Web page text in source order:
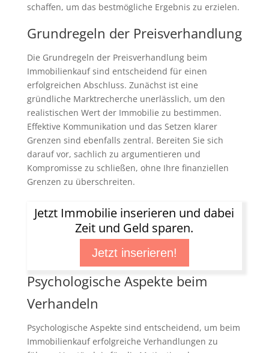
schaffen, um das bestmögliche Ergebnis zu erzielen.
Grundregeln der Preisverhandlung
Die Grundregeln der Preisverhandlung beim
Immobilienkauf sind entscheidend für einen
erfolgreichen Abschluss. Zunächst ist eine
gründliche Marktrecherche unerlässlich, um den
realistischen Wert der Immobilie zu bestimmen.
Effektive Kommunikation und das Setzen klarer
Grenzen sind ebenfalls zentral. Bereiten Sie sich
darauf vor, sachlich zu argumentieren und
Kompromisse zu schließen, ohne Ihre finanziellen
Grenzen zu überschreiten.
Jetzt Immobilie inserieren und dabei
Zeit und Geld sparen.
Jetzt inserieren!
Psychologische Aspekte beim
Verhandeln
Psychologische Aspekte sind entscheidend, um beim
Immobilienkauf erfolgreiche Verhandlungen zu